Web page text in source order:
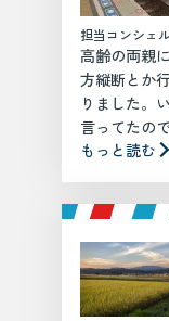
担当コンシェ
高齢の両親
方縦断とか
りました。
言ってたの
もっと読む